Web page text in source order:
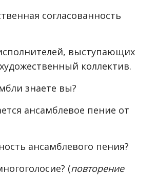
согласованность
выступающих
коллектив.
знаете вы?
ансамблевое пение от
ансамблевого пения?
(повторение